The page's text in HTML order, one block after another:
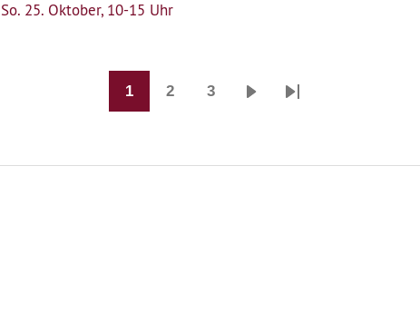
So. 25. Oktober, 10-15 Uhr
1 2 3
NächsteLast